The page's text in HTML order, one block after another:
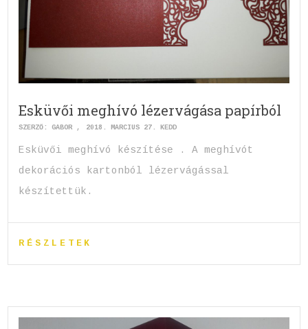
Esküvői meghívó lézervágása papírból
SZERZŐ:GABOR 2018. MÁRCIUS 27. KEDD
Esküvői meghívó készítése . A meghívót
dekorációs kartonból lézervágással
készítettük.
RÉSZLETEK